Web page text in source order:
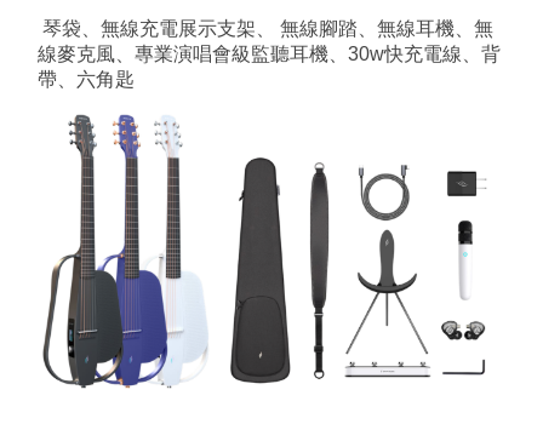
琴袋、無線充電展示支架、 無線腳踏、無線耳機、無
線麥克風、專業演唱會級監聽耳機、30w快充電線、背
帶、六角匙